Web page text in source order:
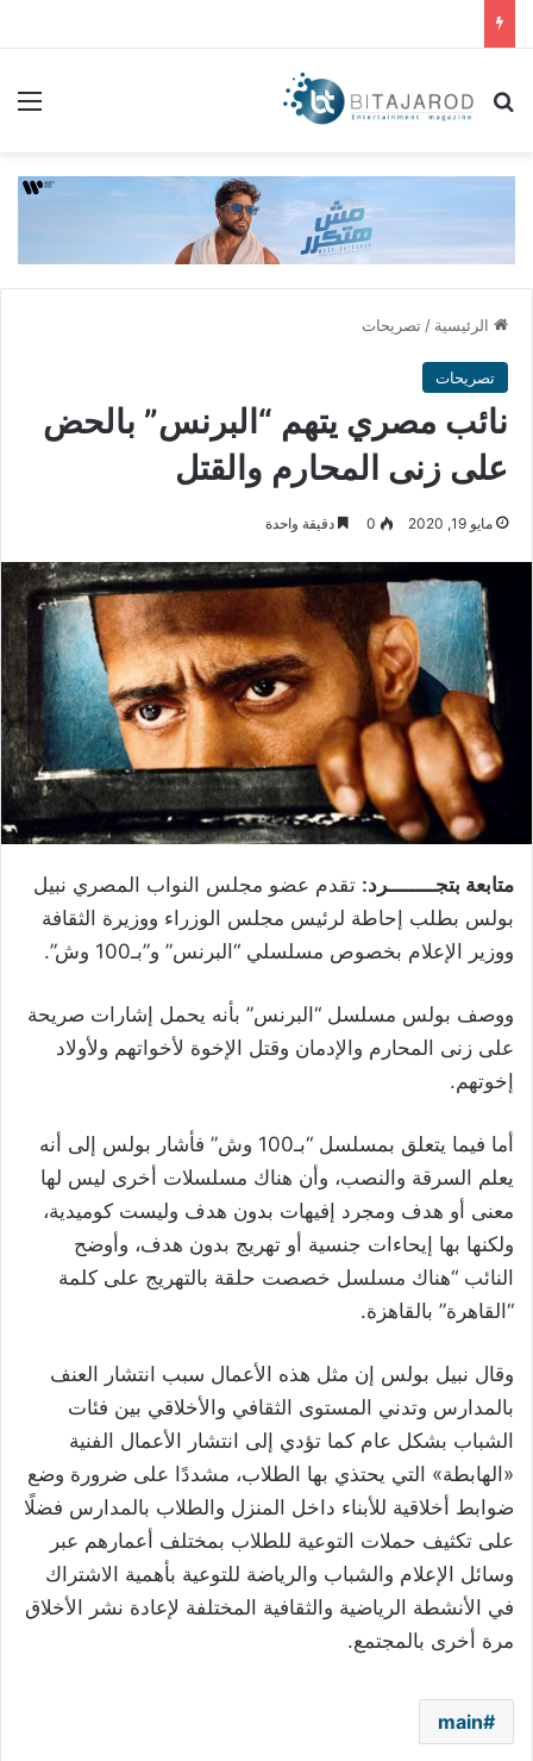
بحث عن
الرئيسية / تصريحات
تصريحات
نائب مصري يتهم “البرنس” بالحض
على زنى المحارم والقتل
مايو 19, 2020 0 دقيقة واحدة
متابعة بتجــــــــرد: تقدم عضو مجلس النواب المصري نبيل
بولس بطلب إحاطة لرئيس مجلس الوزراء ووزيرة الثقافة
ووزير الإعلام بخصوص مسلسلي “البرنس” و”بـ100 وش”.
ووصف بولس مسلسل “البرنس” بأنه يحمل إشارات صريحة
على زنى المحارم والإدمان وقتل الإخوة لأخواتهم ولأولاد
إخوتهم.
أما فيما يتعلق بمسلسل “بـ100 وش” فأشار بولس إلى أنه
يعلم السرقة والنصب، وأن هناك مسلسلات أخرى ليس لها
معنى أو هدف ومجرد إفيهات بدون هدف وليست كوميدية،
ولكنها بها إيحاءات جنسية أو تهريج بدون هدف، وأوضح
النائب “هناك مسلسل خصصت حلقة بالتهريج على كلمة
“القاهرة” بالقاهزة.
وقال نبيل بولس إن مثل هذه الأعمال سبب انتشار العنف
بالمدارس وتدني المستوى الثقافي والأخلاقي بين فئات
الشباب بشكل عام كما تؤدي إلى انتشار الأعمال الفنية
«الهابطة» التي يحتذي بها الطلاب، مشددًا على ضرورة وضع
ضوابط أخلاقية للأبناء داخل المنزل والطلاب بالمدارس فضلًا
على تكثيف حملات التوعية للطلاب بمختلف أعمارهم عبر
وسائل الإعلام والشباب والرياضة للتوعية بأهمية الاشتراك
في الأنشطة الرياضية والثقافية المختلفة لإعادة نشر الأخلاق
مرة أخرى بالمجتمع.
main